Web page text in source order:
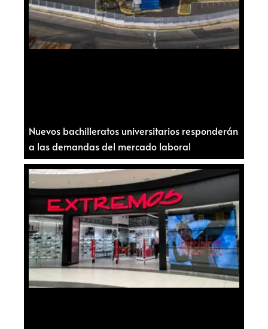
Nuevos bachilleratos universitarios responderán
a las demandas del mercado laboral